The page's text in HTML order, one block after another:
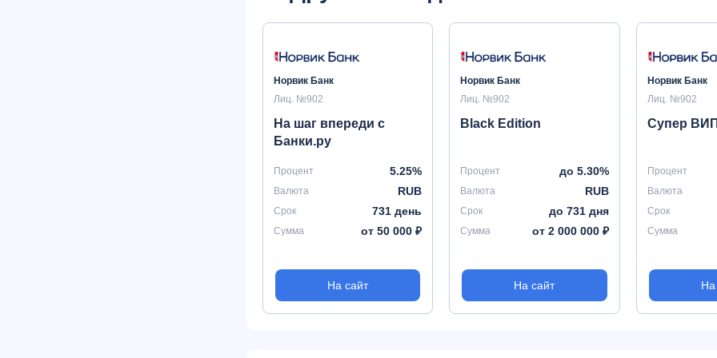
Норвик Банк
Лиц. №902
На шаг впереди с
Банки.ру
Процент 5.25%
Валюта RUB
Срок 731 день
Сумма от 50 000 ₽
На сайт
Норвик Банк
Лиц. №902
Black Edition
Процент до 5.30%
Валюта RUB
Срок до 731 дня
Сумма от 2 000 000 ₽
На сайт
Норвик Банк
Лиц. №902
Супер ВИП
Процент
Валюта
Срок
Сумма
На